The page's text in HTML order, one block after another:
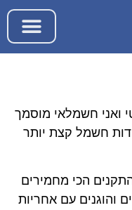
ואני חשמלאי מוסמך
חשמל קצת יותר
הכי מחמירים
עם אחריות